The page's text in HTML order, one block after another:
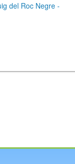
del Roc Negre -